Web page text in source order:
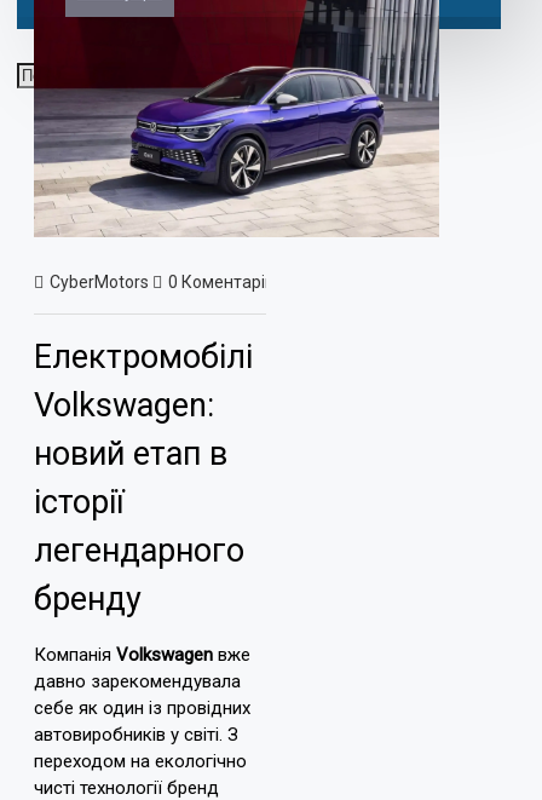
CyberMotors 0 Коментарів
Електромобілі
Volkswagen:
новий етап в
історії
легендарного
бренду
Компанія Volkswagen вже
давно зарекомендувала
себе як один із провідних
автовиробників у світі. З
переходом на екологічно
чисті технології бренд